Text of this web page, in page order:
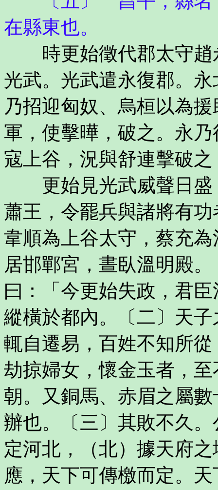
在縣東也。
時更始徵代郡太守趙
光武。光武遣永復郡。
乃招迎匈奴、烏桓以為
軍，使擊曄，破之。永
寇上谷，況與舒連擊破
更始見光武威聲日盛
蕭王，令罷兵與諸將有
韋順為上谷太守，蔡充
居邯鄲宮，晝臥溫明殿
曰：「今更始失政，君
縱橫於都內。〔二〕天
輒自遷易，百姓不知所
劫掠婦女，懷金玉者，
朝。又銅馬、赤眉之屬
辦也。〔三〕其敗不久
定河北，（北）據天府
應，天下可傳檄而定。